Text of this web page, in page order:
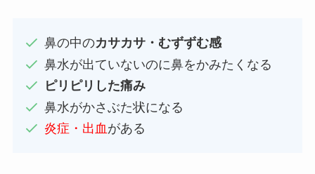
鼻の中のカサカサ・むずずむ感
鼻水が出ていないのに鼻をかみたくなる
ピリピリした痛み
鼻水がかさぶた状になる
炎症・出血 がある